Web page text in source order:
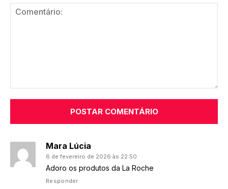
Mara Lúcia
6 de fevereiro de 2026 às 22:50
Adoro os produtos da La Roche
Responder